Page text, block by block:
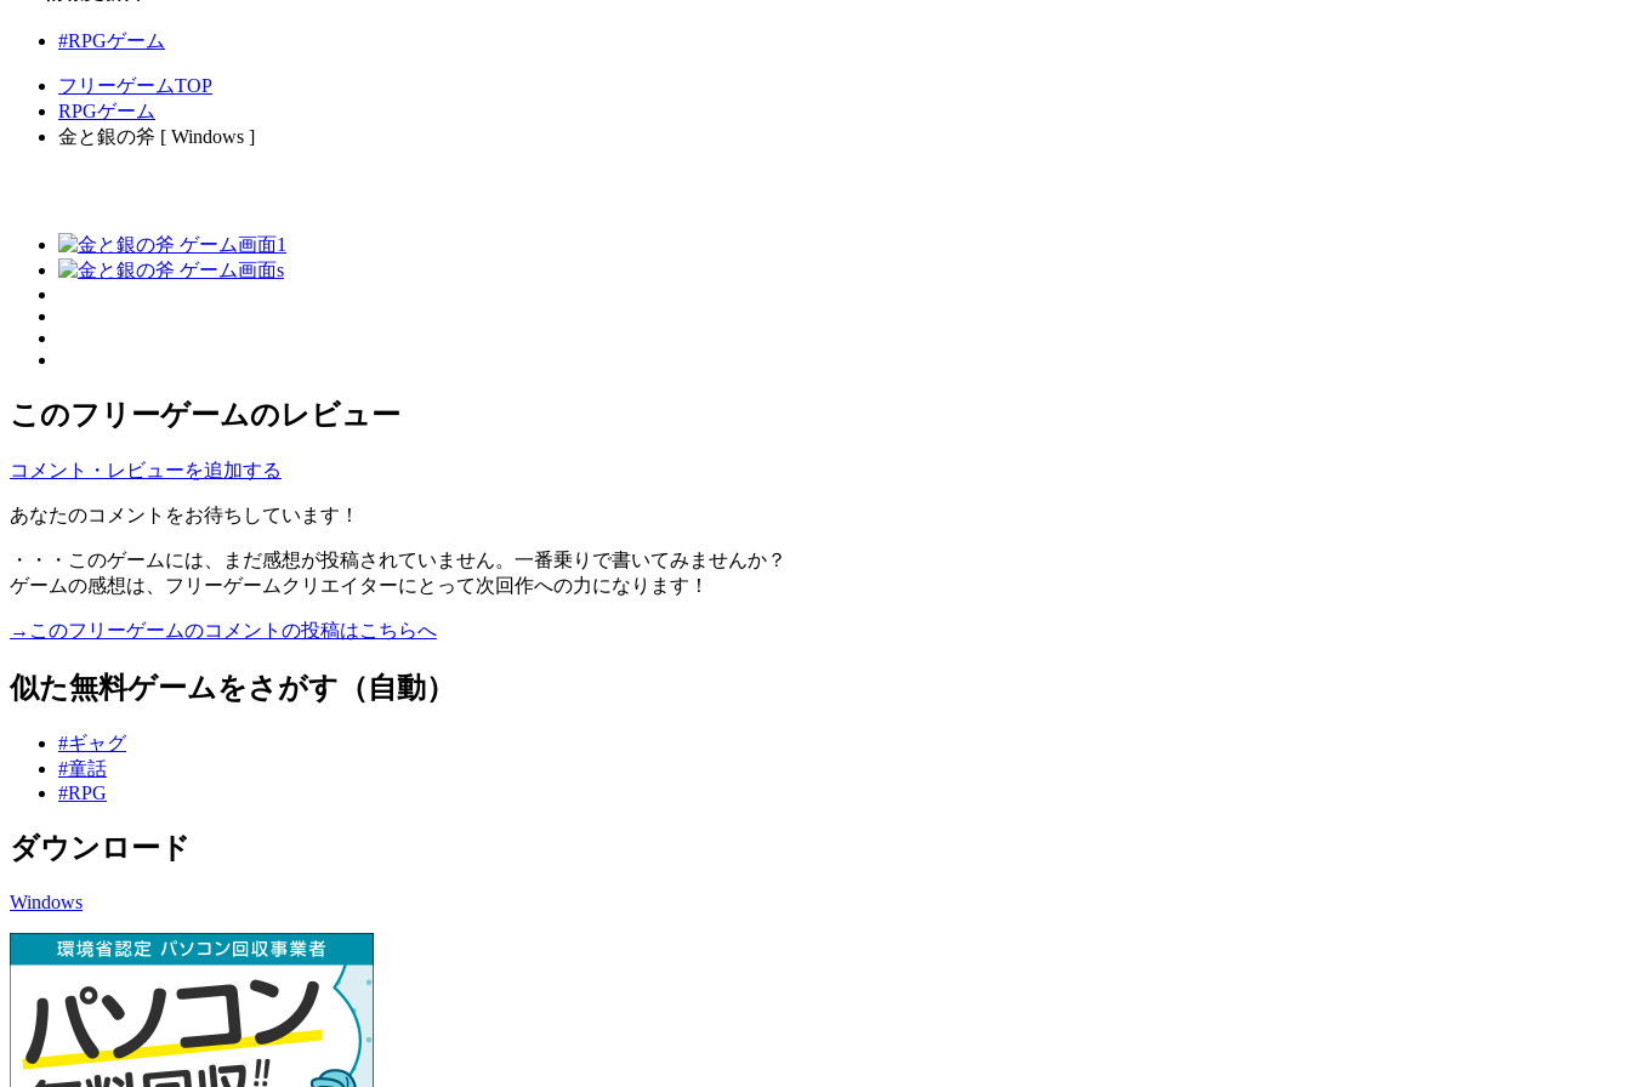
#RPGゲーム
フリーゲームTOP
RPGゲーム
金と銀の斧 [ Windows ]
このフリーゲームのレビュー
コメント・レビューを追加する
あなたのコメントをお待ちしています！
・・・このゲームには、まだ感想が投稿されていません。一番乗りで書いてみませんか？
ゲームの感想は、フリーゲームクリエイターにとって次回作への力になります！
→このフリーゲームのコメントの投稿はこちらへ
似た無料ゲームをさがす（自動）
#ギャグ
#童話
#RPG
ダウンロード
Windows